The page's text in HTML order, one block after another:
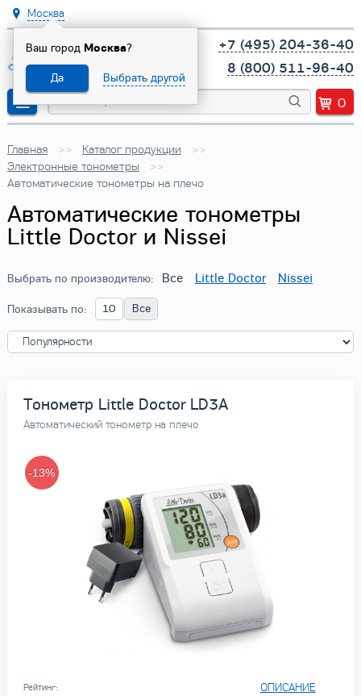
Москва
Ваш город Москва?
Да Выбрать другой
+7 (495) 204-36-40
8 (800) 511-96-40
0
Главная
Каталог продукции
Электронные тонометры
Автоматические тонометры на плечо
Автоматические тонометры
Little Doctor и Nissei
Выбрать по производителю: Все Little Doctor Nissei
Показывать по: 10 Все
Тонометр Little Doctor LD3A
Автоматический тонометр на плечо
-13%
ОПИСАНИЕ
Рейтинг: